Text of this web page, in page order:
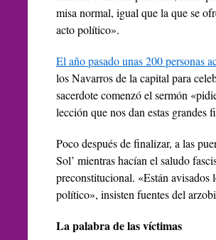
misa normal, igual que la que se
acto político».
El año pasado unas 200 personas
los Navarros de la capital para
sacerdote comenzó el sermón
lección que nos dan estas grandes
Poco después de finalizar, a las
Sol’ mientras hacían el saludo
preconstitucional. «Están avisados
político», insisten fuentes del
La palabra de las víctimas